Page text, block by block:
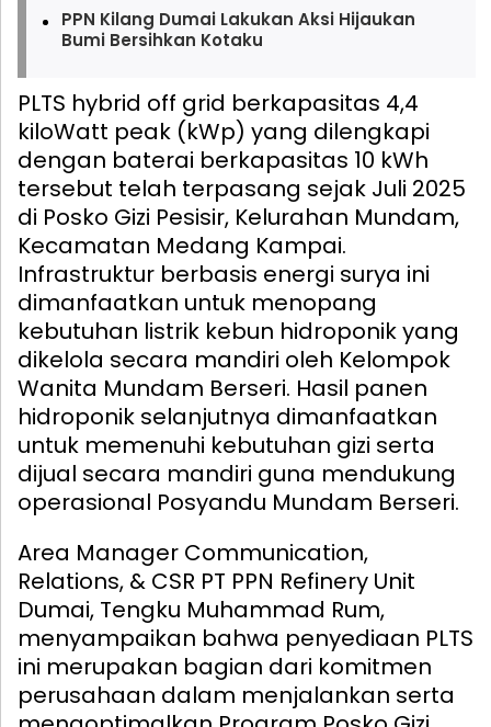
PPN Kilang Dumai Lakukan Aksi Hijaukan
Bumi Bersihkan Kotaku
PLTS hybrid off grid berkapasitas 4,4
kiloWatt peak (kWp) yang dilengkapi
dengan baterai berkapasitas 10 kWh
tersebut telah terpasang sejak Juli 2025
di Posko Gizi Pesisir, Kelurahan Mundam,
Kecamatan Medang Kampai.
Infrastruktur berbasis energi surya ini
dimanfaatkan untuk menopang
kebutuhan listrik kebun hidroponik yang
dikelola secara mandiri oleh Kelompok
Wanita Mundam Berseri. Hasil panen
hidroponik selanjutnya dimanfaatkan
untuk memenuhi kebutuhan gizi serta
dijual secara mandiri guna mendukung
operasional Posyandu Mundam Berseri.
Area Manager Communication,
Relations, & CSR PT PPN Refinery Unit
Dumai, Tengku Muhammad Rum,
menyampaikan bahwa penyediaan PLTS
ini merupakan bagian dari komitmen
perusahaan dalam menjalankan serta